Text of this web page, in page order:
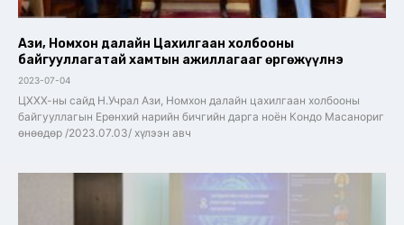
Ази, Номхон далайн Цахилгаан холбооны
байгууллагатай хамтын ажиллагааг өргөжүүлнэ
2023-07-04
ЦХХХ-ны сайд Н.Учрал Ази, Номхон далайн цахилгаан холбооны
байгууллагын Ерөнхий нарийн бичгийн дарга ноён Кондо Масанориг
өнөөдөр /2023.07.03/ хүлээн авч